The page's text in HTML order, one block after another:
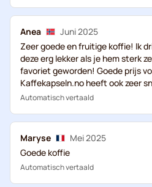
Anea
Juni 2025
Zeer goede en fruitige koffie! Ik
deze erg lekker als je hem sterk
favoriet geworden! Goede prijs
Kaffekapseln.no heeft ook zeer
Automatisch vertaald
Maryse
Mei 2025
Goede koffie
Automatisch vertaald